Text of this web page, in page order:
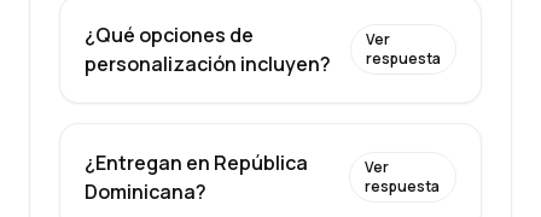
¿Qué opciones de
personalización incluyen?
Ver
respuesta
¿Entregan en República
Dominicana?
Ver
respuesta